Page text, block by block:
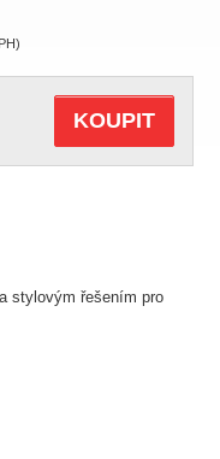
stylovým řešením pro
KOUPIT